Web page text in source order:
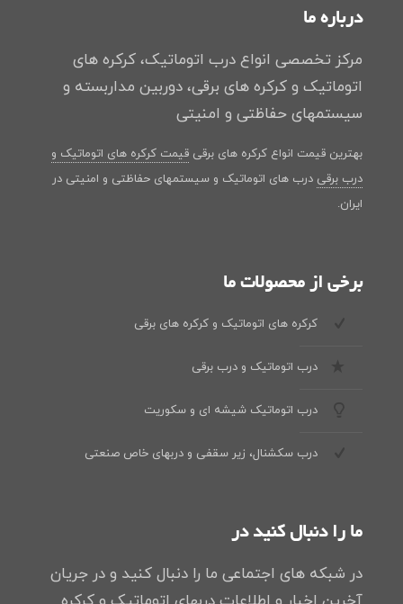
درباره ما
مرکز تخصصی انواع درب اتوماتیک، کرکره های
اتوماتیک و کرکره های برقی، دوربین مداربسته و
سیستمهای حفاظتی و امنیتی
بهترین قیمت انواع کرکره های برقی قیمت کرکره های اتوماتیک و
درب برقی درب های اتوماتیک و سیستمهای حفاظتی و امنیتی در
ایران.
برخی از محصولات ما
کرکره های اتوماتیک و کرکره های برقی
درب اتوماتیک و درب برقی
درب اتوماتیک شیشه ای و سکوریت
درب سکشنال، زیر سقفی و دربهای خاص صنعتی
ما را دنبال کنید در
در شبکه های اجتماعی ما را دنبال کنید و در جریان